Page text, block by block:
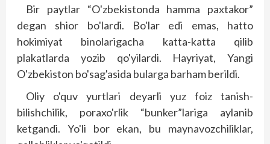
Bir paytlar “O'zbekistonda hamma paxtakor”
degan shior bo'lardi. Bo'lar edi emas, hatto
hokimiyat binolarigacha katta-katta qilib
plakatlarda yozib qo'yilardi. Hayriyat, Yangi
O'zbekis­ton bo'sag'asida bularga barham berildi.
Oliy o'quv yurtlari deyarli yuz foiz tanish-
bilishchilik, poraxo'rlik “bunker”lariga aylanib
ketgandi. Yo'li bor ekan, bu maynavozchiliklar,